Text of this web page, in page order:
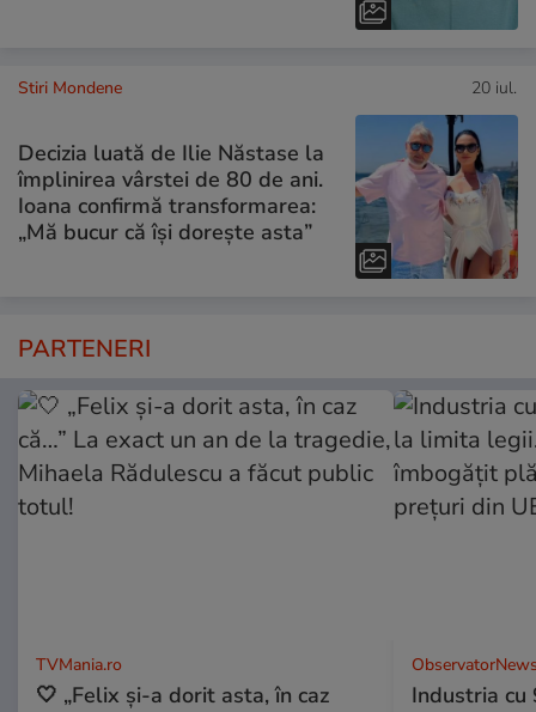
Stiri Mondene 20 iul.
Decizia luată de Ilie Năstase la
împlinirea vârstei de 80 de ani.
Ioana confirmă transformarea:
„Mă bucur că își dorește asta”
PARTENERI
TVMania.ro
🤍 „Felix și-a dorit asta, în caz
Industria